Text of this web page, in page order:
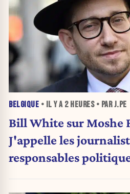
BELGIQUE • IL Y A 2 HEURES• PAR J.PE
Bill White sur Moshe
J'appelle les
responsables